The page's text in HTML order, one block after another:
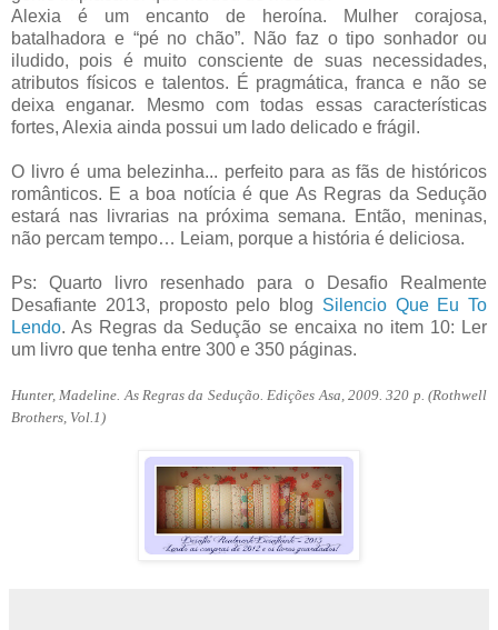
Alexia é um encanto de heroína. Mulher corajosa,
batalhadora e “pé no chão”. Não faz o tipo sonhador ou
iludido, pois é muito consciente de suas necessidades,
atributos físicos e talentos. É pragmática, franca e não se
deixa enganar. Mesmo com todas essas características
fortes, Alexia ainda possui um lado delicado e frágil.
O livro é uma belezinha... perfeito para as fãs de históricos
românticos. E a boa notícia é que As Regras da Sedução
estará nas livrarias na próxima semana. Então, meninas,
não percam tempo… Leiam, porque a história é deliciosa.
Ps: Quarto livro resenhado para o Desafio Realmente
Desafiante 2013, proposto pelo blog Silencio Que Eu To
Lendo. As Regras da Sedução se encaixa no item 10: Ler
um livro que tenha entre 300 e 350 páginas.
Hunter, Madeline. As Regras da Sedução. Edições Asa, 2009. 320 p. (Rothwell
Brothers, Vol.1)